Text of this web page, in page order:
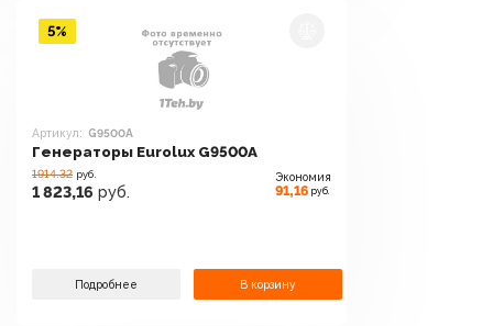
Артикул: G9500A
Генераторы Eurolux G9500A
1914.32 руб.
1 823,16 руб.
Экономия
91,16 руб.
Подробнее В корзину
5%